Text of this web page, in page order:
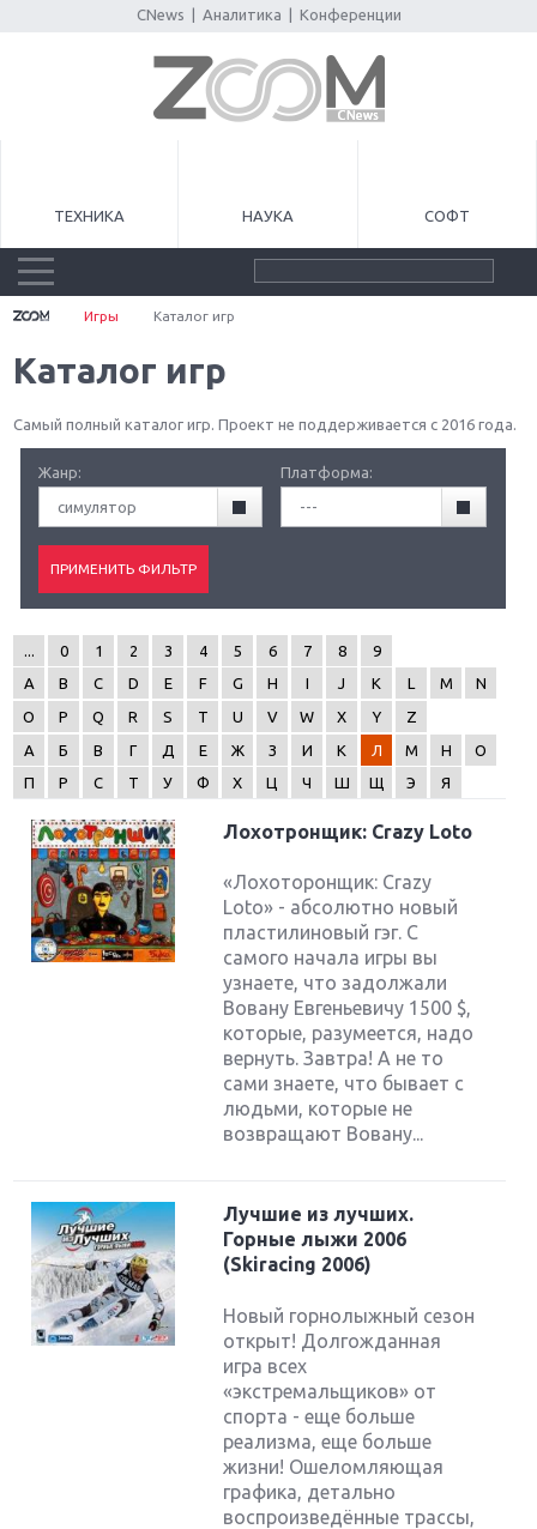
CNews Аналитика Конференции
ТЕХНИКА НАУКА СОФТ
Игры Каталог игр
Каталог игр
Самый полный каталог игр. Проект не поддерживается с 2016 года.
Жанр:
симулятор
Платформа:
---
0 1 2 3 4 5 6 7 8
9
A
B C D E F G H I J K L M
N
O
P Q R S T U V W X Y
Z
А
Б В Г Д Е Ж З И К Л М Н
О
П
Р С Т У Ф Х Ц Ч Ш Щ Э Я
Лохотронщик: Crazy Loto
«Лохоторонщик: Crazy
Loto» - абсолютно новый
пластилиновый гэг. С
самого начала игры вы
узнаете, что задолжали
Вовану Евгеньевичу 1500 $,
которые, разумеется, надо
вернуть. Завтра! А не то
сами знаете, что бывает с
людьми, которые не
возвращают Вовану...
Лучшие из лучших.
Горные лыжи 2006
(Skiracing 2006)
Новый горнолыжный сезон
открыт! Долгожданная
игра всех
«экстремальщиков» от
спорта - еще больше
реализма, еще больше
жизни! Ошеломляющая
графика, детально
воспроизведённые трассы,